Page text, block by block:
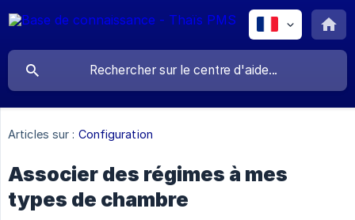
Articles sur : Configuration
Associer des régimes à mes
types de chambre